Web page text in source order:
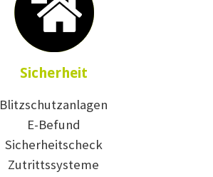
Sicherheit
Blitzschutzanlagen
E-Befund
Sicherheitscheck
Zutrittssysteme